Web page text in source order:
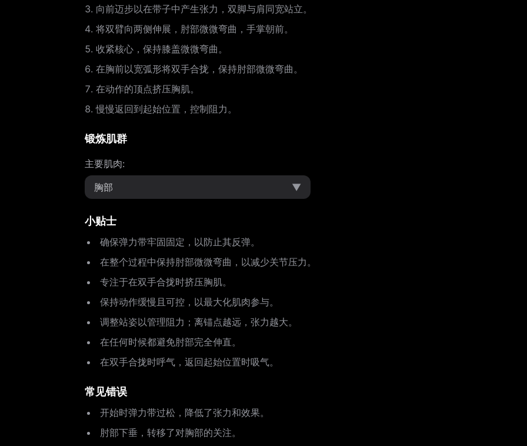
向前迈步以在带子中产生张力，双脚与肩同宽站立。
将双臂向两侧伸展，肘部微微弯曲，手掌朝前。
收紧核心，保持膝盖微微弯曲。
在胸前以宽弧形将双手合拢，保持肘部微微弯曲。
在动作的顶点挤压胸肌。
慢慢返回到起始位置，控制阻力。
锻炼肌群
主要肌肉:
胸部
▼
小贴士
确保弹力带牢固固定，以防止其反弹。
在整个过程中保持肘部微微弯曲，以减少关节压力。
专注于在双手合拢时挤压胸肌。
保持动作缓慢且可控，以最大化肌肉参与。
调整站姿以管理阻力；离锚点越远，张力越大。
在任何时候都避免肘部完全伸直。
在双手合拢时呼气，返回起始位置时吸气。
常见错误
开始时弹力带过松，降低了张力和效果。
肘部下垂，转移了对胸部的关注。